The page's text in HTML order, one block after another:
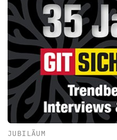
JUBILÄUM